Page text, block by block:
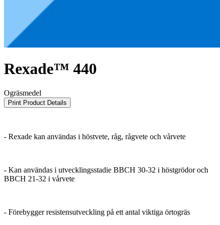
Rexade™ 440
Ogräsmedel
Print Product Details
- Rexade kan användas i höstvete, råg, rågvete och vårvete
- Kan användas i utvecklingsstadie BBCH 30-32 i höstgrödor och
BBCH 21-32 i vårvete
- Förebygger resistensutveckling på ett antal viktiga örtogräs